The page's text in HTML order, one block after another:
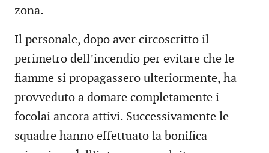
zona.
Il personale, dopo aver circoscritto il
perimetro dell’incendio per evitare che le
fiamme si propagassero ulteriormente, ha
provveduto a domare completamente i
focolai ancora attivi. Successivamente le
squadre hanno effettuato la bonifica